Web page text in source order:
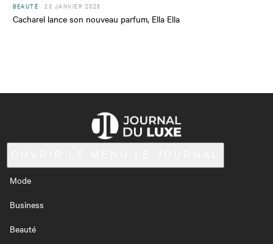
BEAUTÉ 23 JANVIER 2025
Cacharel lance son nouveau parfum, Ella Ella
Mode
Business
Beauté